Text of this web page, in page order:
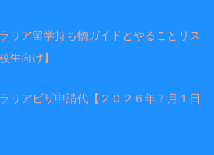
リア留学持ち物ガイドとやることリス
生向け】
リアビザ申請代【２０２６年７月１日